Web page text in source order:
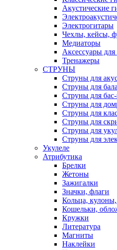
Акустические
Электрогитары
Чехлы, кейсы,
Медиаторы
Аксессуары для
Тренажеры
СТРУНЫ
Струны для
Струны для
Струны для
Струны для
Струны для
Струны для
Струны для
Струны для
Укулеле
Атрибутика
Брелки
Жетоны
Зажигалки
Значки, флаги
Кольца,
Кошельки,
Кружки
Литература
Магниты
Наклейки